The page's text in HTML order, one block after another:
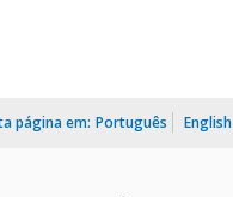
página em: Português English